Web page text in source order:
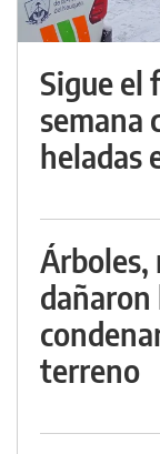
Sigue el
semana
heladas
Árboles,
dañaron
terreno